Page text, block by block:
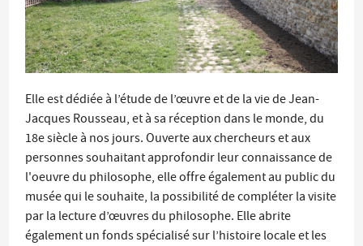
Elle est dédiée à l’étude de l’œuvre et de la vie de Jean-
Jacques Rousseau, et à sa réception dans le monde, du
18e siècle à nos jours. Ouverte aux chercheurs et aux
personnes souhaitant approfondir leur connaissance de
l'oeuvre du philosophe, elle offre également au public du
musée qui le souhaite, la possibilité de compléter la visite
par la lecture d’œuvres du philosophe. Elle abrite
également un fonds spécialisé sur l’histoire locale et les